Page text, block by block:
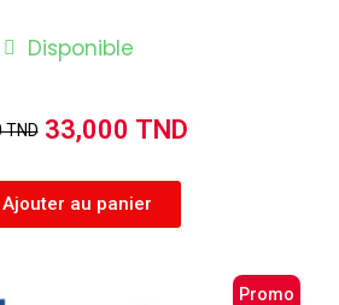
Disponible
TND 33,000 TND
Ajouter au panier
Promo